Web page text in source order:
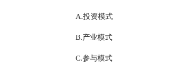
A.投资模式
B.产业模式
C.参与模式